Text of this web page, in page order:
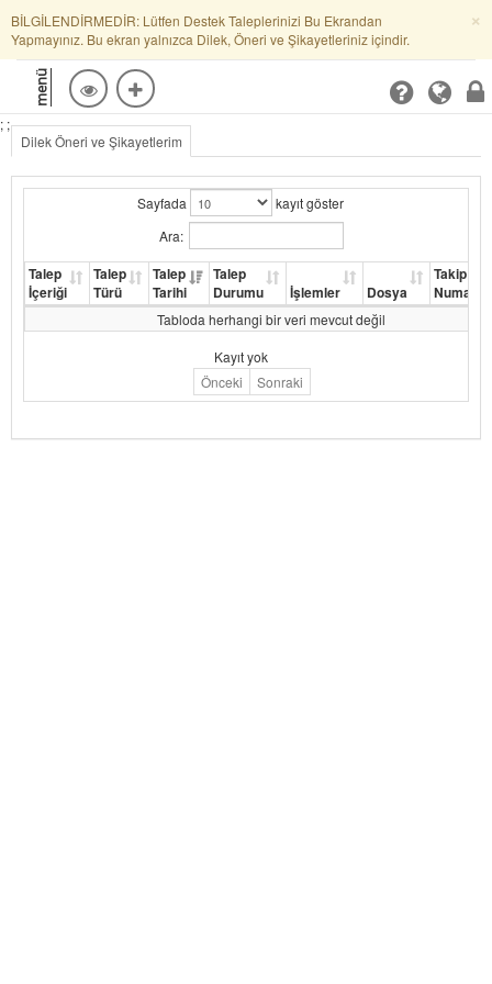
×
BİLGİLENDİRMEDİR: Lütfen Destek Taleplerinizi Bu Ekrandan
Yapmayınız. Bu ekran yalnızca Dilek, Öneri ve Şikayetleriniz içindir.
menü
; ;
Dilek Öneri ve Şikayetlerim
Sayfada
kayıt göster
Ara:
Talep
İçeriği
Talep
Türü
Talep
Tarihi
Talep
Durumu
İşlemler Dosya
Takip
Tabloda herhangi bir veri mevcut değil
Kayıt yok
Önceki
Sonraki